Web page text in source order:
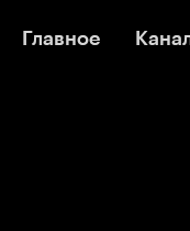
Главное
Главное